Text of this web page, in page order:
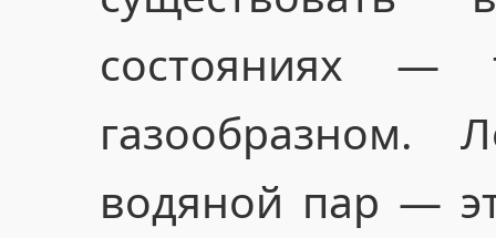
состояниях —
водяной пар —